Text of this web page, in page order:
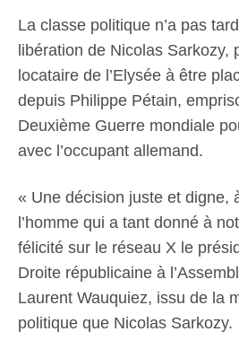
La classe politique n’a pas
libération de Nicolas Sarkozy,
locataire de l’Elysée à être
depuis Philippe Pétain,
Deuxième Guerre mondiale
avec l’occupant allemand.
« Une décision juste et digne,
l’homme qui a tant donné à
félicité sur le réseau X le
Droite républicaine à
Laurent Wauquiez, issu de la
politique que Nicolas Sarkozy.